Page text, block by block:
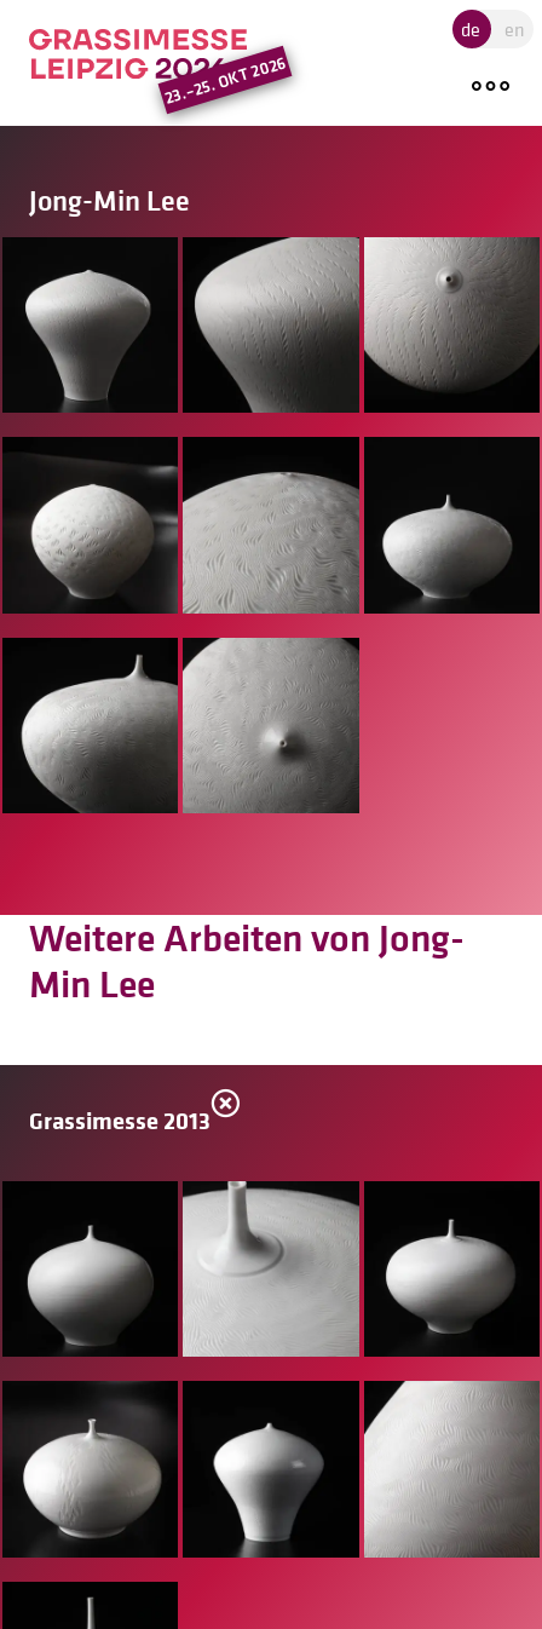
Hauptregion der Seite
23.–25. OKT 2026
de en
Jong-Min Lee
Weitere Arbeiten von Jong-
Min Lee
Grassimesse 2013